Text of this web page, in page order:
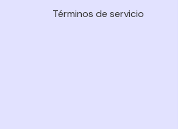
Términos de servicio